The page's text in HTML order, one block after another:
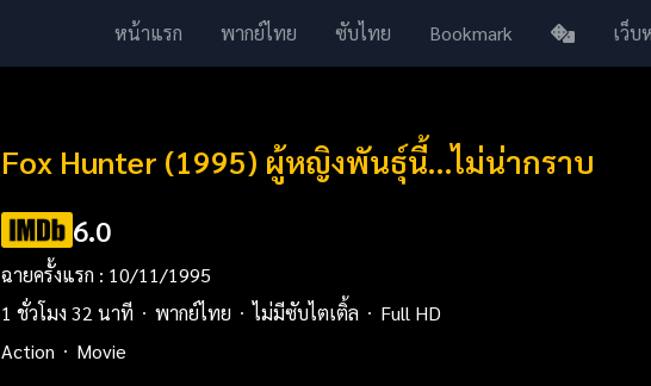
หน้าแรก พากย์ไทย ซับไทย Bookmark เว็บ
Fox Hunter (1995) ผู้หญิงพันธุ์นี้…ไม่น่ากราบ
6.0
ฉายครั้งแรก : 10/11/1995
1 ชั่วโมง 32 นาที
พากย์ไทย ไม่มีซับไตเติ้ล
Full HD
Action
Movie